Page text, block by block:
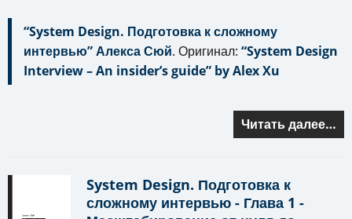
“System Design. Подготовка к сложному
интервью” Алекса Сюй. Оригинал: “System Design
Interview – An insider’s guide” by Alex Xu
Читать далее…
System Design. Подготовка к
сложному интервью - Глава 1 -